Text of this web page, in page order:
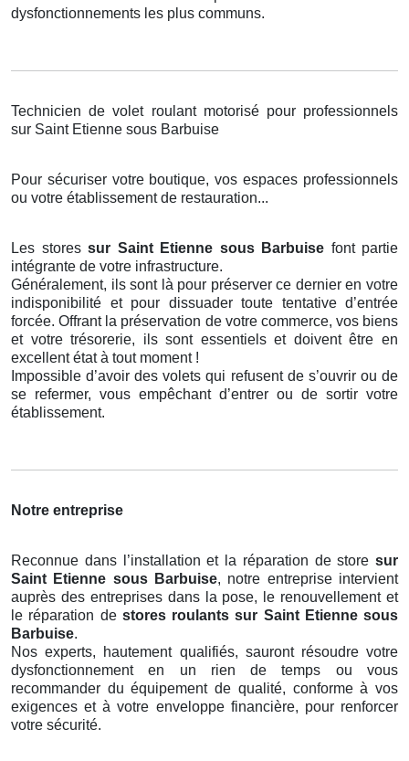
dysfonctionnements les plus communs.
Technicien de volet roulant motorisé pour professionnels
sur Saint Etienne sous Barbuise
Pour sécuriser votre boutique, vos espaces professionnels
ou votre établissement de restauration...
Les stores sur Saint Etienne sous Barbuise font partie
intégrante de votre infrastructure.
Généralement, ils sont là pour préserver ce dernier en votre
indisponibilité et pour dissuader toute tentative d’entrée
forcée. Offrant la préservation de votre commerce, vos biens
et votre trésorerie, ils sont essentiels et doivent être en
excellent état à tout moment !
Impossible d’avoir des volets qui refusent de s’ouvrir ou de
se refermer, vous empêchant d’entrer ou de sortir votre
établissement.
Notre entreprise
Reconnue dans l’installation et la réparation de store sur
Saint Etienne sous Barbuise, notre entreprise intervient
auprès des entreprises dans la pose, le renouvellement et
le réparation de stores roulants sur Saint Etienne sous
Barbuise.
Nos experts, hautement qualifiés, sauront résoudre votre
dysfonctionnement en un rien de temps ou vous
recommander du équipement de qualité, conforme à vos
exigences et à votre enveloppe financière, pour renforcer
votre sécurité.